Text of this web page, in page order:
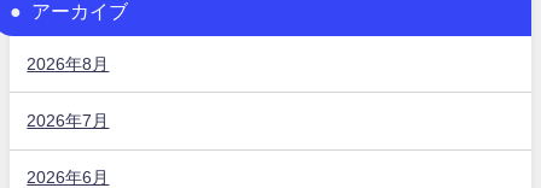
アーカイブ
2026年8月
2026年7月
2026年6月